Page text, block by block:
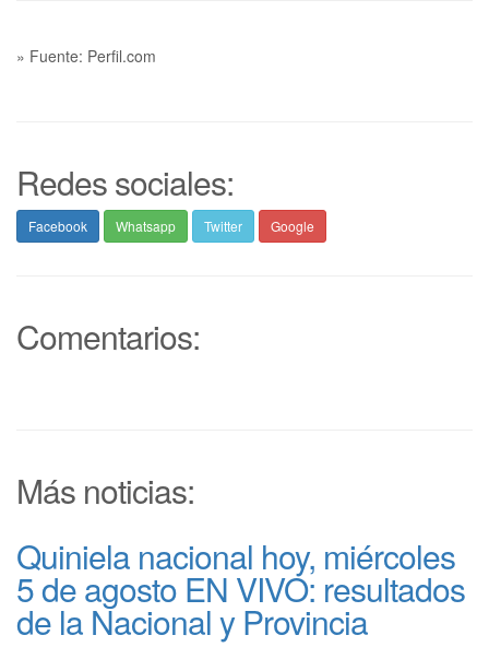
» Fuente: Perfil.com
Redes sociales:
Facebook Whatsapp Twitter Google
Comentarios:
Más noticias:
Quiniela nacional hoy, miércoles
5 de agosto EN VIVO: resultados
de la Nacional y Provincia